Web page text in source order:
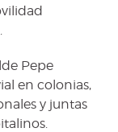
Pepe
en colonias,
y juntas